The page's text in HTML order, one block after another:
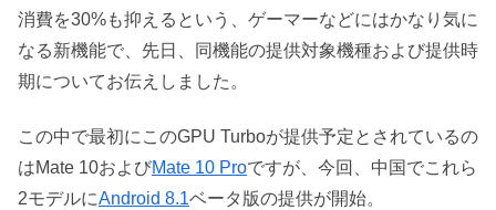
消費を30%も抑えるという、ゲーマーなどにはかなり気に
なる新機能で、先日、同機能の提供対象機種および提供時
期についてお伝えしました。
この中で最初にこのGPU Turboが提供予定とされているの
はMate 10およびMate 10 Proですが、今回、中国でこれら
2モデルにAndroid 8.1ベータ版の提供が開始。